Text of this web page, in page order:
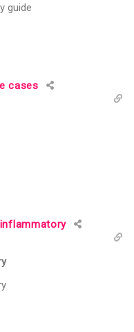
guide
cases